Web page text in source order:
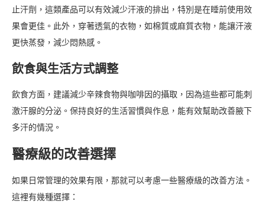
止汗劑，這類產品可以有效減少汗液的排出，特別是在睡前使用效
果會更佳。此外，穿著透氣的衣物，如棉質或麻質衣物，能讓汗液
更快蒸發，減少悶熱感。
飲食與生活方式調整
飲食方面，建議減少辛辣食物與咖啡因的攝取，因為這些都可能刺
激汗腺的分泌。保持良好的生活習慣與作息，能有效幫助改善腋下
多汗的情況。
醫療級的改善選擇
如果日常管理的效果有限，那就可以考慮一些醫療級的改善方法。
這裡有幾種選擇：